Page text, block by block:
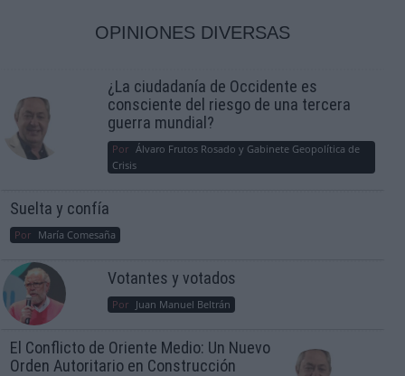
OPINIONES DIVERSAS
¿La ciudadanía de Occidente es
consciente del riesgo de una tercera
guerra mundial?
Por Álvaro Frutos Rosado y Gabinete Geopolítica de
Crisis
Suelta y confía
Por María Comesaña
Votantes y votados
Por Juan Manuel Beltrán
El Conflicto de Oriente Medio: Un Nuevo
Orden Autoritario en Construcción